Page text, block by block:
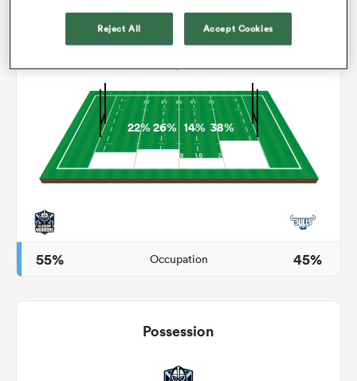
22%26% 14% 38%
55% Occupation 45%
Possession
Reject All Accept Cookies